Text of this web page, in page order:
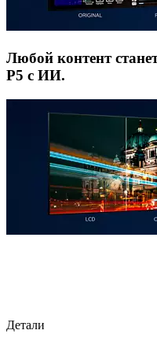
Любой контент
P5 с ИИ.
Детали